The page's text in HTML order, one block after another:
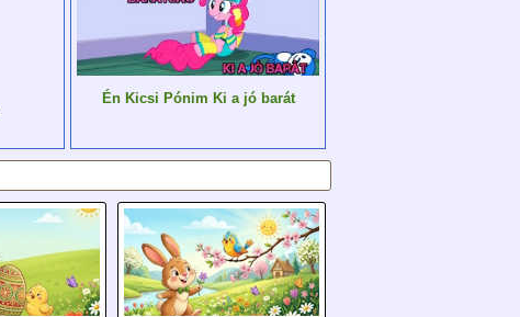
Én Kicsi Pónim Ki a jó barát